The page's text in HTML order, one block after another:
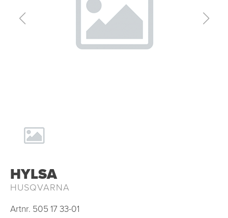
HYLSA
HUSQVARNA
Artnr. 505 17 33-01